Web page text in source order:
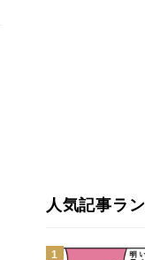
人気記事ラ